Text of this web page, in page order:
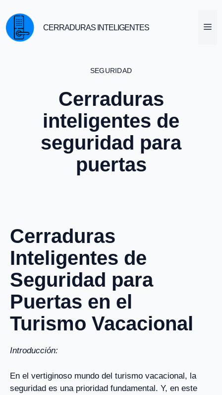
contenido
CERRADURAS INTELIGENTES
SEGURIDAD
Cerraduras
inteligentes de
seguridad para
puertas
Cerraduras
Inteligentes de
Seguridad para
Puertas en el
Turismo Vacacional
Introducción:
En el vertiginoso mundo del turismo vacacional, la
seguridad es una prioridad fundamental. Y, en este